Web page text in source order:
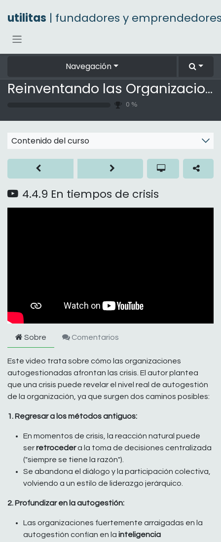
utilitas | fundadores y
Navegación
Reinventando las Organizaciones
0 %
Contenido del curso
4.4.9 En tiempos de crisis
Sobre Comentarios
Este video trata sobre cómo las organizaciones
autogestionadas afrontan las crisis. El autor plantea
que una crisis puede revelar el nivel real de autogestión
de la organización, ya que surgen dos caminos posibles:
1. Regresar a los métodos antiguos:
En momentos de crisis, la reacción natural puede
serretrocedera la toma de decisiones centralizada
("siempre se tiene la razón").
Se abandona el diálogo y la participación colectiva,
volviendo a un estilo de liderazgo jerárquico.
2. Profundizar en la autogestión:
Las organizaciones fuertemente arraigadas en la
autogestión confían en la inteligencia